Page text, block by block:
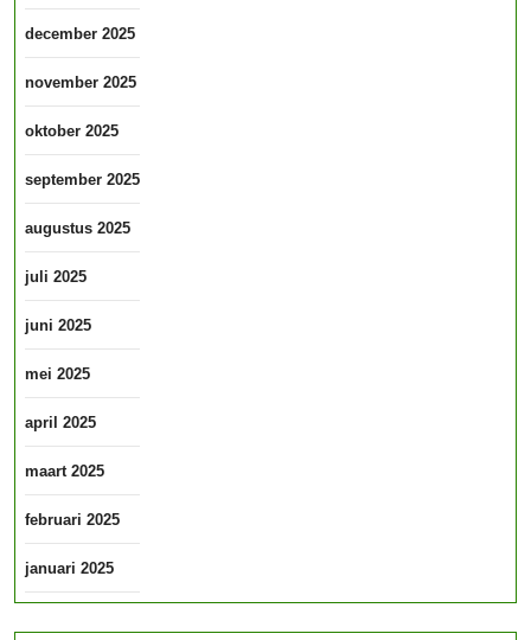
december 2025
november 2025
oktober 2025
september 2025
augustus 2025
juli 2025
juni 2025
mei 2025
april 2025
maart 2025
februari 2025
januari 2025